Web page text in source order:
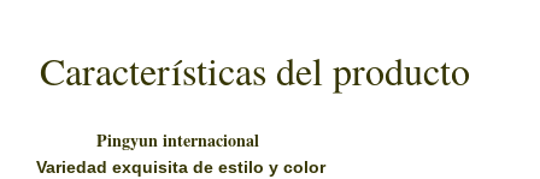
Características del producto
Pingyun internacional
Variedad exquisita de estilo y color